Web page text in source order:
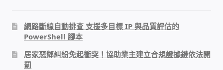
捷元電腦 NUC迷你電腦 伺服器
網路斷線自動排查 支援多目標 IP 與品質評估的
PowerShell 腳本
居家惡鄰糾紛免起衝突！協助業主建立合規證據鏈依法開
罰